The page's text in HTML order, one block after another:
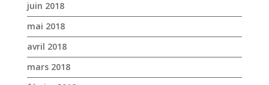
janvier 2018
décembre 2017
novembre 2017
octobre 2017